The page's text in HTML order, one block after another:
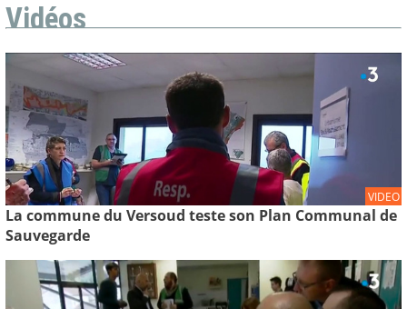
Vidéos
VIDEO
La commune du Versoud teste son Plan Communal de
Sauvegarde